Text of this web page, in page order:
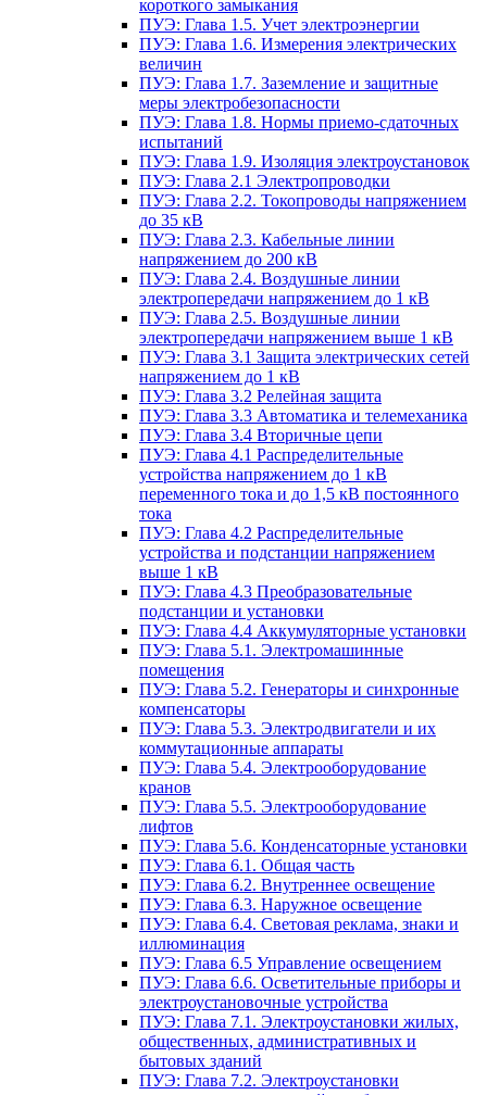
короткого замыкания
ПУЭ: Глава 1.5. Учет электроэнергии
ПУЭ: Глава 1.6. Измерения электрических
величин
ПУЭ: Глава 1.7. Заземление и защитные
меры электробезопасности
ПУЭ: Глава 1.8. Нормы приемо-сдаточных
испытаний
ПУЭ: Глава 1.9. Изоляция электроустановок
ПУЭ: Глава 2.1 Электропроводки
ПУЭ: Глава 2.2. Токопроводы напряжением
до 35 кВ
ПУЭ: Глава 2.3. Кабельные линии
напряжением до 200 кВ
ПУЭ: Глава 2.4. Воздушные линии
электропередачи напряжением до 1 кВ
ПУЭ: Глава 2.5. Воздушные линии
электропередачи напряжением выше 1 кВ
ПУЭ: Глава 3.1 Защита электрических сетей
напряжением до 1 кВ
ПУЭ: Глава 3.2 Релейная защита
ПУЭ: Глава 3.3 Автоматика и телемеханика
ПУЭ: Глава 3.4 Вторичные цепи
ПУЭ: Глава 4.1 Распределительные
устройства напряжением до 1 кВ
переменного тока и до 1,5 кВ постоянного
тока
ПУЭ: Глава 4.2 Распределительные
устройства и подстанции напряжением
выше 1 кВ
ПУЭ: Глава 4.3 Преобразовательные
подстанции и установки
ПУЭ: Глава 4.4 Аккумуляторные установки
ПУЭ: Глава 5.1. Электромашинные
помещения
ПУЭ: Глава 5.2. Генераторы и синхронные
компенсаторы
ПУЭ: Глава 5.3. Электродвигатели и их
коммутационные аппараты
ПУЭ: Глава 5.4. Электрооборудование
кранов
ПУЭ: Глава 5.5. Электрооборудование
лифтов
ПУЭ: Глава 5.6. Конденсаторные установки
ПУЭ: Глава 6.1. Общая часть
ПУЭ: Глава 6.2. Внутреннее освещение
ПУЭ: Глава 6.3. Наружное освещение
ПУЭ: Глава 6.4. Световая реклама, знаки и
иллюминация
ПУЭ: Глава 6.5 Управление освещением
ПУЭ: Глава 6.6. Осветительные приборы и
электроустановочные устройства
ПУЭ: Глава 7.1. Электроустановки жилых,
общественных, административных и
бытовых зданий
ПУЭ: Глава 7.2. Электроустановки